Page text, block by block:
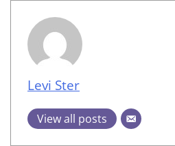
Levi Ster
View all posts